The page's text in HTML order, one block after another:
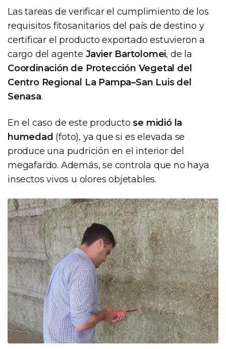
Las tareas de verificar el cumplimiento de los
requisitos fitosanitarios del país de destino y
certificar el producto exportado estuvieron a
cargo del agente Javier Bartolomei, de la
Coordinación de Protección Vegetal del
Centro Regional La Pampa–San Luis del
Senasa.
En el caso de este productose midió la
humedad (foto), ya que si es elevada se
produce una pudrición en el interior del
megafardo. Además, se controla que no haya
insectos vivos u olores objetables.